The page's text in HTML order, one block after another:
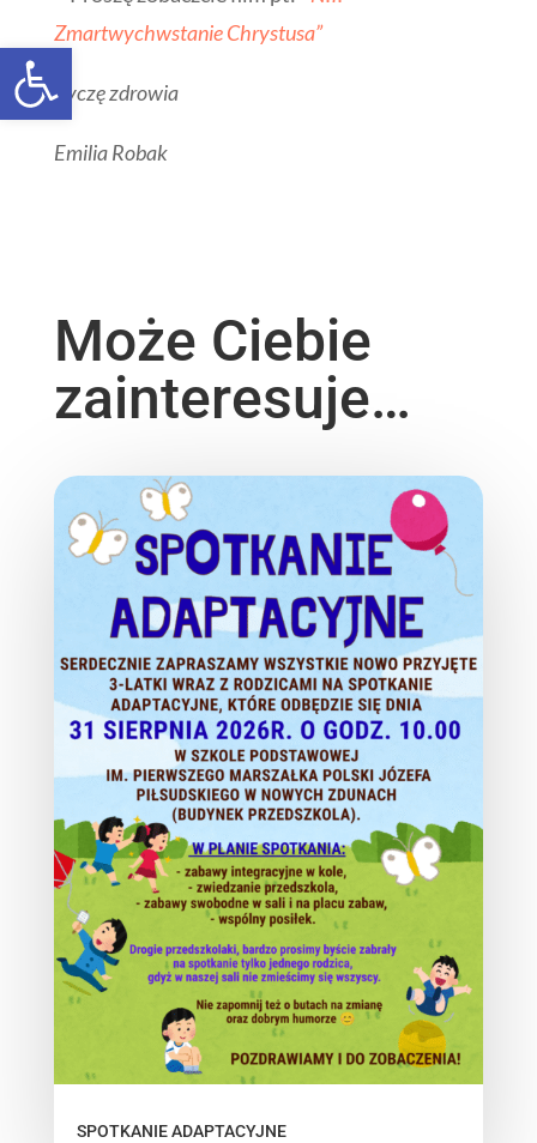
Open toolbar
Zmartwychwstanie Chrystusa”
Życzę zdrowia
Emilia Robak
Może Ciebie
zainteresuje…
SPOTKANIE ADAPTACYJNE